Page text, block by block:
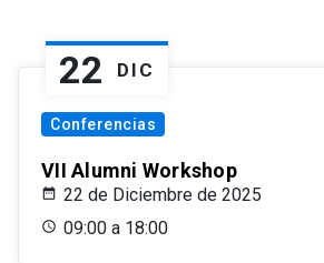
22 DIC
Conferencias
VII Alumni Workshop
22 de Diciembre de 2025
09:00 a 18:00